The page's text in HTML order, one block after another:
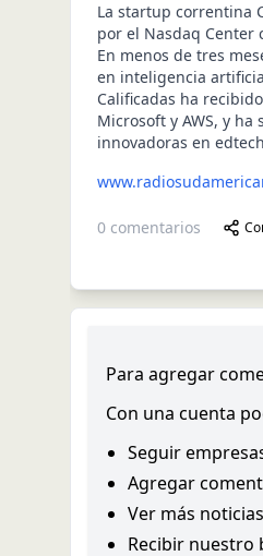
La startup correntina
por el Nasdaq Center
En menos de tres
en inteligencia
Calificadas ha
Microsoft y AWS, y
innovadoras en
0 comentarios
Para agregar
Con una cuenta
Seguir
Agregar
Ver más
Recibir nuestro